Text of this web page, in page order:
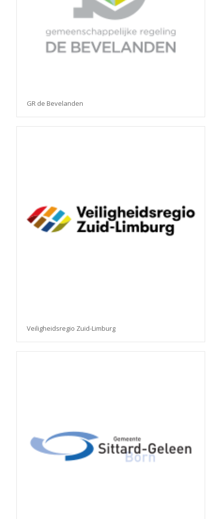
GR de Bevelanden
Veiligheidsregio Zuid-Limburg